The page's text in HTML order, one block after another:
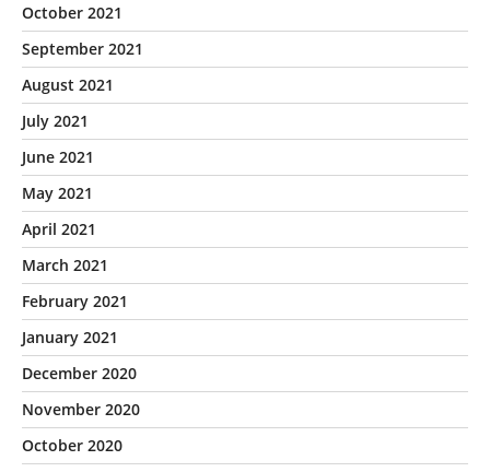
October 2021
September 2021
August 2021
July 2021
June 2021
May 2021
April 2021
March 2021
February 2021
January 2021
December 2020
November 2020
October 2020